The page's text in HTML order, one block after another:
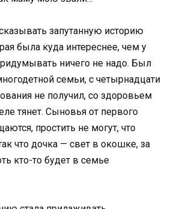
запутанную историю
была куда интереснее, чем у
ничего не надо. Был
семьи, с четырнадцати
не получил, со здоровьем
тянет. Сыновья от первого
простить не могут, что
что дочка — свет в окошке, за
кто-то будет в семье